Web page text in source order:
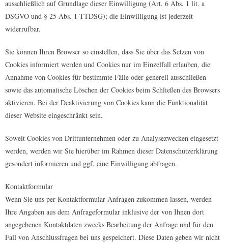
ausschließlich auf Grundlage dieser Einwilligung (Art. 6 Abs. 1 lit. a
DSGVO und § 25 Abs. 1 TTDSG); die Einwilligung ist jederzeit
widerrufbar.
Sie können Ihren Browser so einstellen, dass Sie über das Setzen von
Cookies informiert werden und Cookies nur im Einzelfall erlauben, die
Annahme von Cookies für bestimmte Fälle oder generell ausschließen
sowie das automatische Löschen der Cookies beim Schließen des Browsers
aktivieren. Bei der Deaktivierung von Cookies kann die Funktionalität
dieser Website eingeschränkt sein.
Soweit Cookies von Drittunternehmen oder zu Analysezwecken eingesetzt
werden, werden wir Sie hierüber im Rahmen dieser Datenschutzerklärung
gesondert informieren und ggf. eine Einwilligung abfragen.
Kontaktformular
Wenn Sie uns per Kontaktformular Anfragen zukommen lassen, werden
Ihre Angaben aus dem Anfrageformular inklusive der von Ihnen dort
angegebenen Kontaktdaten zwecks Bearbeitung der Anfrage und für den
Fall von Anschlussfragen bei uns gespeichert. Diese Daten geben wir nicht